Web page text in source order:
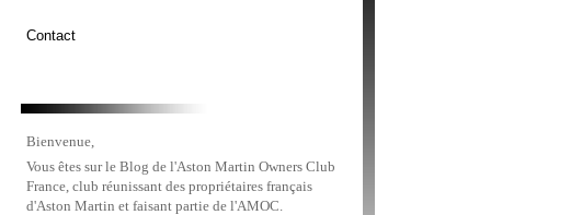
Contact
Bienvenue,
Vous êtes sur le Blog de l'Aston Martin Owners Club
France, club réunissant des propriétaires français
d'Aston Martin et faisant partie de l'AMOC.